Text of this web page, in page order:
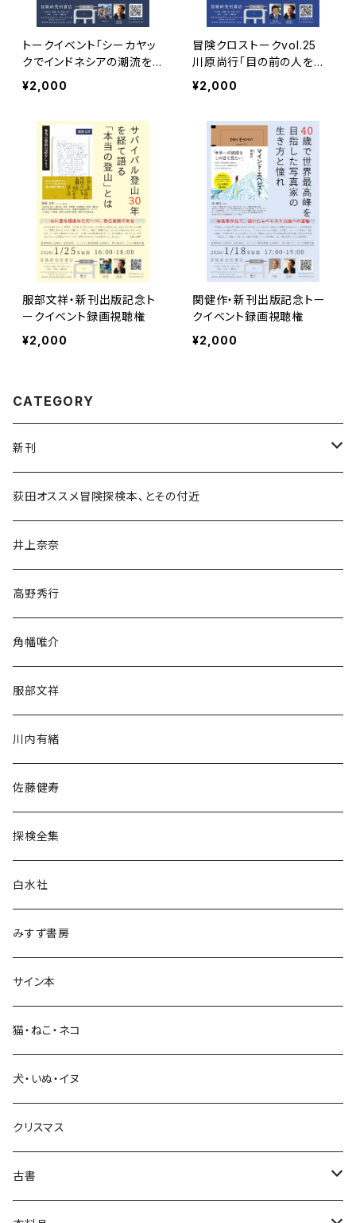
トークイベント「シーカヤッ
クでインドネシアの潮流を
渡る」録画視聴権
¥2,000
冒険クロストークvol.25
川原尚行「目の前の人を救
う 国際医療NGOの挑戦と
冒険」録画視聴権
¥2,000
服部文祥・新刊出版記念ト
ークイベント録画視聴権
¥2,000
関健作・新刊出版記念トー
クイベント録画視聴権
¥2,000
CATEGORY
新刊
和書
文学・小説・物語
随筆・ノンフィクション・その他
民族・風習
言語・ことば
生活・暮らし
芸術・絵画・写真
絵本・児童書
荻田オススメ冒険探検本、とその付近
井上奈奈
高野秀行
角幡唯介
服部文祥
川内有緒
佐藤健寿
探検全集
白水社
みすず書房
サイン本
猫・ねこ・ネコ
犬・いぬ・イヌ
クリスマス
古書